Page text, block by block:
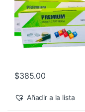
$385.00
Añadir a la lista